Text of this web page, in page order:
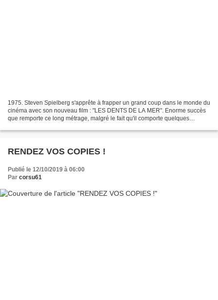
1975. Steven Spielberg s'apprête à frapper un grand coup dans le monde du
cinéma avec son nouveau film : "LES DENTS DE LA MER". Enorme succès
que remporte ce long métrage, malgré le fait qu'il comporte quelques
RENDEZ VOS COPIES !
Publié le 12/10/2019 à 06:00
Par corsu61